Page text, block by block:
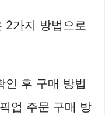
2가지 방법으로
인 후 구매 방법
업 주문 구매 방